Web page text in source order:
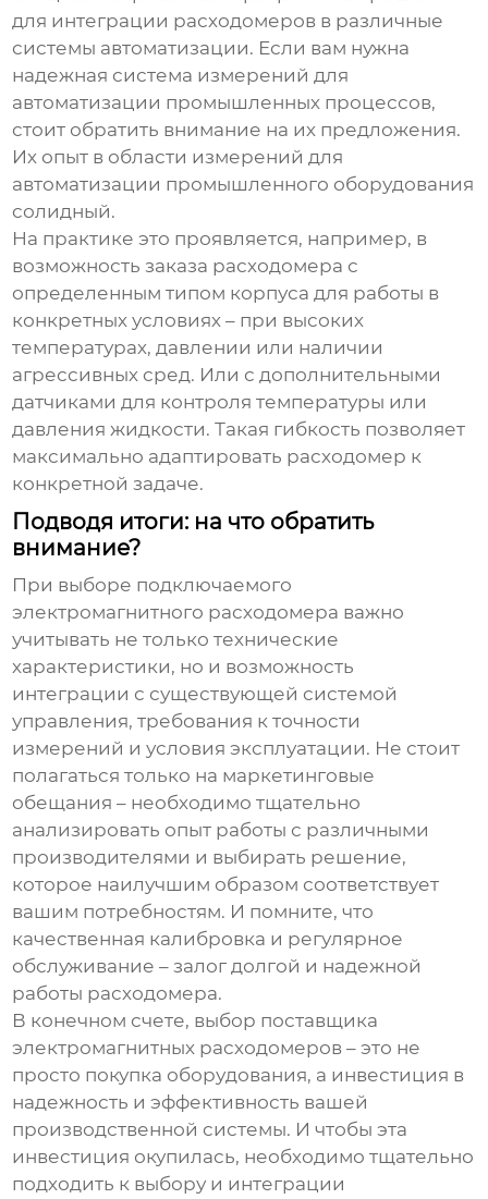
для интеграции расходомеров в различные
системы автоматизации. Если вам нужна
надежная система измерений для
автоматизации промышленных процессов,
стоит обратить внимание на их предложения.
Их опыт в области измерений для
автоматизации промышленного оборудования
солидный.
На практике это проявляется, например, в
возможность заказа расходомера с
определенным типом корпуса для работы в
конкретных условиях – при высоких
температурах, давлении или наличии
агрессивных сред. Или с дополнительными
датчиками для контроля температуры или
давления жидкости. Такая гибкость позволяет
максимально адаптировать расходомер к
конкретной задаче.
Подводя итоги: на что обратить
внимание?
При выборе подключаемого
электромагнитного расходомера важно
учитывать не только технические
характеристики, но и возможность
интеграции с существующей системой
управления, требования к точности
измерений и условия эксплуатации. Не стоит
полагаться только на маркетинговые
обещания – необходимо тщательно
анализировать опыт работы с различными
производителями и выбирать решение,
которое наилучшим образом соответствует
вашим потребностям. И помните, что
качественная калибровка и регулярное
обслуживание – залог долгой и надежной
работы расходомера.
В конечном счете, выбор поставщика
электромагнитных расходомеров – это не
просто покупка оборудования, а инвестиция в
надежность и эффективность вашей
производственной системы. И чтобы эта
инвестиция окупилась, необходимо тщательно
подходить к выбору и интеграции